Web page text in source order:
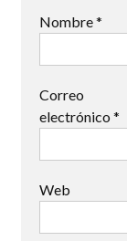
Nombre*
Correo
electrónico *
Web